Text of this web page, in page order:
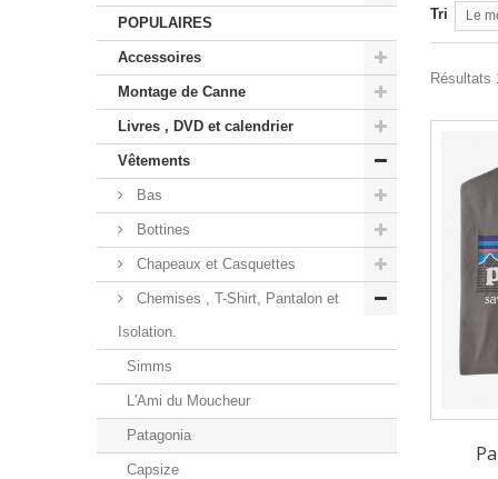
POPULAIRES
Accessoires
Montage de Canne
Livres , DVD et calendrier
Vêtements
Bas
Bottines
Chapeaux et Casquettes
Chemises , T-Shirt, Pantalon et
Isolation.
Simms
L'Ami du Moucheur
Patagonia
Capsize
Tri Le
Résultats